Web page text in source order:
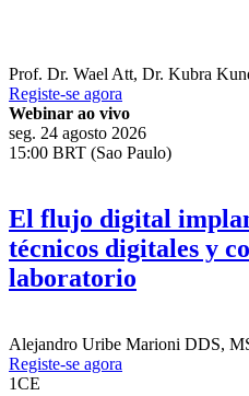
Prof. Dr. Wael Att, Dr. Kubra
Registe-se agora
Webinar ao vivo
seg. 24 agosto 2026
15:00 BRT (Sao Paulo)
El flujo digital
técnicos digitales y
laboratorio
Alejandro Uribe Marioni DDS,
Registe-se agora
1CE